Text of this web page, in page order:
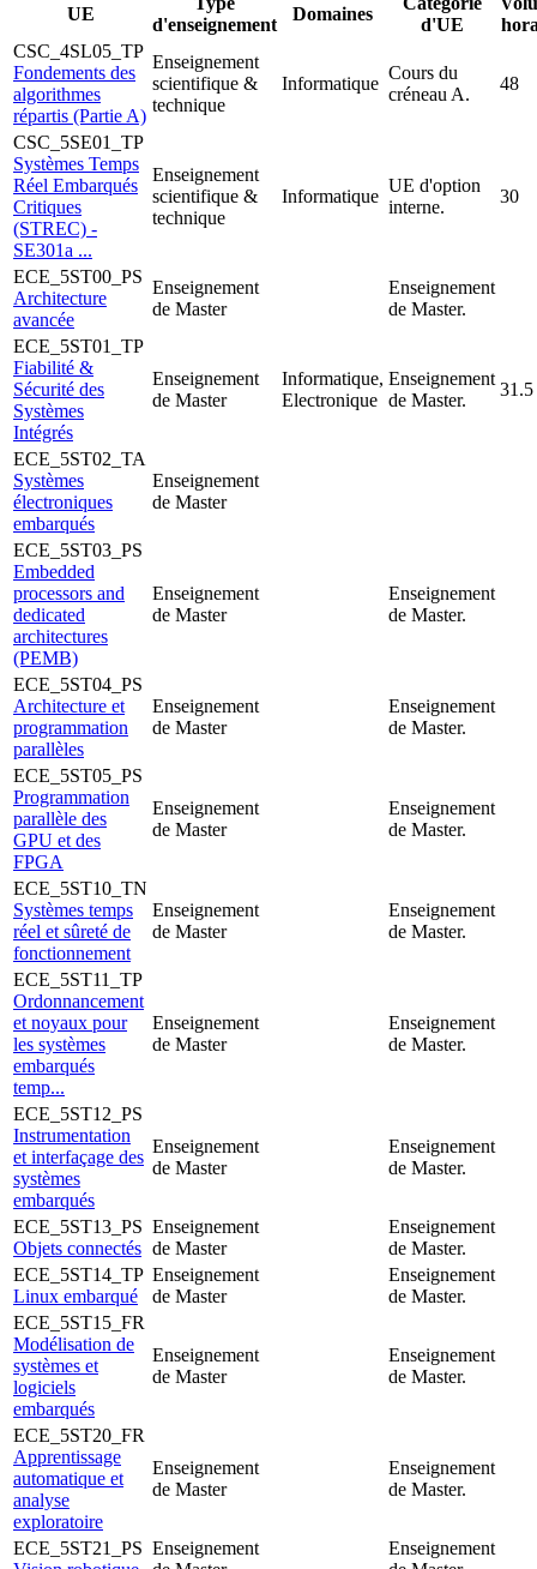
UE
d'enseignement
Domaines
d'UE
CSC_4SL05_TP
Fondements des
algorithmes
répartis (Partie A)
Enseignement
scientifique &
technique
Informatique
Cours du
créneau A.
48
CSC_5SE01_TP
Systèmes Temps
Réel Embarqués
Critiques
(STREC) -
SE301a ...
Enseignement
scientifique &
technique
Informatique
UE d'option
interne.
30
ECE_5ST00_PS
Architecture
avancée
Enseignement
de Master
Enseignement
de Master.
ECE_5ST01_TP
Fiabilité &
Sécurité des
Systèmes
Intégrés
Enseignement
de Master
Informatique,
Electronique
Enseignement
de Master.
31.5
ECE_5ST02_TA
Systèmes
électroniques
embarqués
Enseignement
de Master
ECE_5ST03_PS
Embedded
processors and
dedicated
architectures
(PEMB)
Enseignement
de Master
Enseignement
de Master.
ECE_5ST04_PS
Architecture et
programmation
parallèles
Enseignement
de Master
Enseignement
de Master.
ECE_5ST05_PS
Programmation
parallèle des
GPU et des
FPGA
Enseignement
de Master
Enseignement
de Master.
ECE_5ST10_TN
Systèmes temps
réel et sûreté de
fonctionnement
Enseignement
de Master
Enseignement
de Master.
ECE_5ST11_TP
Ordonnancement
et noyaux pour
les systèmes
embarqués
temp...
Enseignement
de Master
Enseignement
de Master.
ECE_5ST12_PS
Instrumentation
et interfaçage des
systèmes
embarqués
Enseignement
de Master
Enseignement
de Master.
ECE_5ST13_PS
Objets connectés
Enseignement
de Master
Enseignement
de Master.
ECE_5ST14_TP
Linux embarqué
Enseignement
de Master
Enseignement
de Master.
ECE_5ST15_FR
Modélisation de
systèmes et
logiciels
embarqués
Enseignement
de Master
Enseignement
de Master.
ECE_5ST20_FR
Apprentissage
automatique et
analyse
exploratoire
Enseignement
de Master
Enseignement
de Master.
ECE_5ST21_PS Enseignement
Enseignement